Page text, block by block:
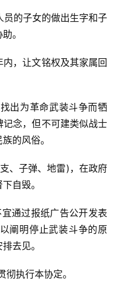
的子女的做出生字和子
。
，让文铭权及其家属回
出为革命武装斗争而牺
念，但不可建类似战士
的风俗。
、子弹、地雷)，在政府
自毁。
通过报纸广告公开发表
阐明停止武装斗争的原
去见。
彻执行本协定。